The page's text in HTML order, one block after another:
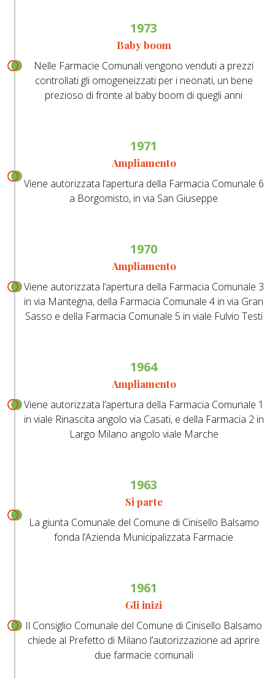
1973
Baby boom
Nelle Farmacie Comunali vengono venduti a prezzi
controllati gli omogeneizzati per i neonati, un bene
prezioso di fronte al baby boom di quegli anni
1971
Ampliamento
Viene autorizzata l’apertura della Farmacia Comunale 6
a Borgomisto, in via San Giuseppe
1970
Ampliamento
Viene autorizzata l’apertura della Farmacia Comunale 3
in via Mantegna, della Farmacia Comunale 4 in via Gran
Sasso e della Farmacia Comunale 5 in viale Fulvio Testi
1964
Ampliamento
Viene autorizzata l’apertura della Farmacia Comunale 1
in viale Rinascita angolo via Casati, e della Farmacia 2 in
Largo Milano angolo viale Marche
1963
Si parte
La giunta Comunale del Comune di Cinisello Balsamo
fonda l’Azienda Municipalizzata Farmacie
1961
Gli inizi
Il Consiglio Comunale del Comune di Cinisello Balsamo
chiede al Prefetto di Milano l’autorizzazione ad aprire
due farmacie comunali